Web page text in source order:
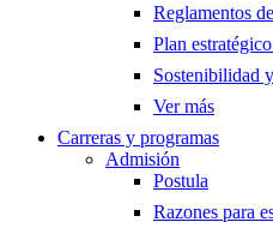
Reglamentos
Plan
Sostenibilidad
Ver más
Carreras y programas
Admisión
Postula
Razones para